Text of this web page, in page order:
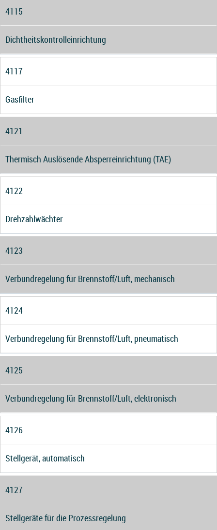
4115
Dichtheitskontrolleinrichtung
4117
Gasfilter
4121
Thermisch Auslösende Absperreinrichtung (TAE)
4122
Drehzahlwächter
4123
Verbundregelung für Brennstoff/Luft, mechanisch
4124
Verbundregelung für Brennstoff/Luft, pneumatisch
4125
Verbundregelung für Brennstoff/Luft, elektronisch
4126
Stellgerät, automatisch
4127
Stellgeräte für die Prozessregelung